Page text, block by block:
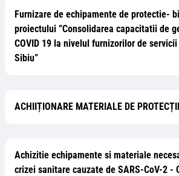
Furnizare de echipamente de protectie-
proiectului ”Consolidarea capacitatii de
COVID 19 la nivelul furnizorilor de
Sibiu”
ACHIIȚIONARE MATERIALE DE
Achizitie echipamente si materiale
crizei sanitare cauzate de SARS-CoV-2 -